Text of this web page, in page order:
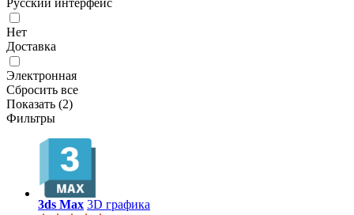
Нет
Доставка
Электронная
Сбросить все
Показать (2)
Фильтры
3ds Max 3D графика